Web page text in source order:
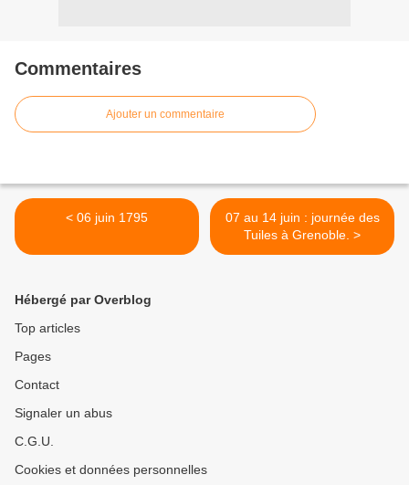
Commentaires
Ajouter un commentaire
< 06 juin 1795
07 au 14 juin : journée des
Tuiles à Grenoble. >
Hébergé par Overblog
Top articles
Pages
Contact
Signaler un abus
C.G.U.
Cookies et données personnelles